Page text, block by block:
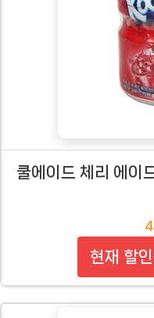
쿨에이드 체리 에이
현재 할